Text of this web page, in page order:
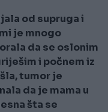
od supruga i
je mnogo
da se oslonim
i počnem iz
tumor je
da je mama u
šta se